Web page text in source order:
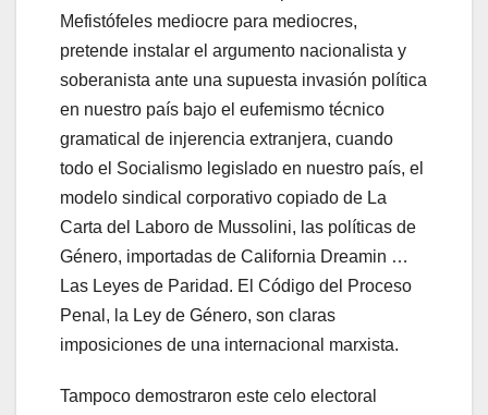
Mefistófeles mediocre para mediocres,
pretende instalar el argumento nacionalista y
soberanista ante una supuesta invasión política
en nuestro país bajo el eufemismo técnico
gramatical de injerencia extranjera, cuando
todo el Socialismo legislado en nuestro país, el
modelo sindical corporativo copiado de La
Carta del Laboro de Mussolini, las políticas de
Género, importadas de California Dreamin …
Las Leyes de Paridad. El Código del Proceso
Penal, la Ley de Género, son claras
imposiciones de una internacional marxista.
Tampoco demostraron este celo electoral